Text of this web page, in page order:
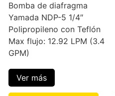
Bomba de diafragma
Yamada NDP-5 1/4″
Polipropileno con Teflón
Max flujo: 12.92 LPM (3.4
GPM)
Ver más